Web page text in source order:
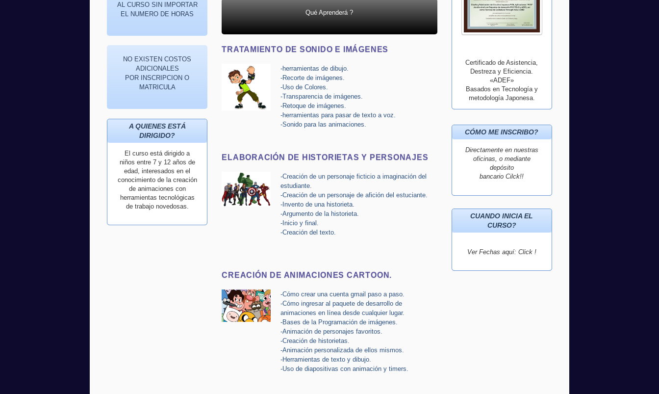
AL CURSO SIN IMPORTAR
EL NUMERO DE HORAS
NO EXISTEN COSTOS
ADICIONALES
POR INSCRIPCION O
MATRICULA
A QUIENES ESTÁ
DIRIGIDO?
El curso está dirigido a
niños entre 7 y 12 años de
edad, interesados en el
conocimiento de la creación
de animaciones con
herramientas tecnológicas
de trabajo novedosas.
Qué Aprenderá ?
TRATAMIENTO DE SONIDO E IMÁGENES
-herramientas de dibujo.
-Recorte de imágenes.
-Uso de Colores.
-Transparencia de imágenes.
-Retoque de imágenes.
-herramientas para pasar de texto a voz.
-Sonido para las animaciones.
ELABORACIÓN DE HISTORIETAS Y PERSONAJES
-Creación de un personaje ficticio a imaginación del
estudiante.
-Creación de un personaje de afición del estuciante.
-Invento de una historieta.
-Argumento de la historieta.
-Inicio y final.
-Creación del texto.
CREACIÓN DE ANIMACIONES CARTOON.
-Cómo crear una cuenta gmail paso a paso.
-Cómo ingresar al paquete de desarrollo de
animaciones en línea desde cualquier lugar.
-Bases de la Programación de imágenes.
-Animación de personajes favoritos.
-Creación de historietas.
-Animación personalizada de ellos mismos.
-Herramientas de texto y dibujo.
-Uso de diapositivas con animación y timers.
Certificado de Asistencia,
Destreza y Eficiencia.
«ADEF»
Basados en Tecnología y
metodología Japonesa.
CÓMO ME INSCRIBO?
Directamente en nuestras
oficinas, o mediante
depósito
bancario Cilck!!
CUANDO INICIA EL
CURSO?
Ver Fechas aquí: Click !